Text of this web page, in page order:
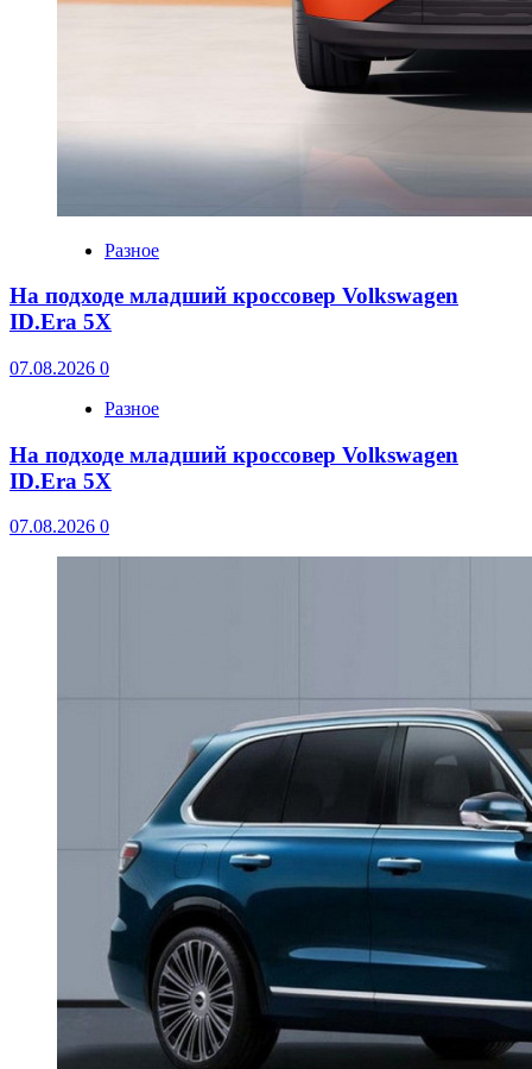
Разное
На подходе младший кроссовер Volkswagen
ID.Era 5X
07.08.2026 0
Разное
На подходе младший кроссовер Volkswagen
ID.Era 5X
07.08.2026 0